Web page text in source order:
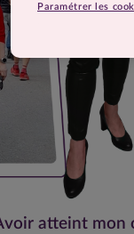
atteint mon
Paramétrer les